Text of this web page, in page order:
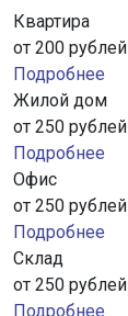
Квартира
от 200 рублей
Подробнее
Жилой дом
от 250 рублей
Подробнее
Офис
от 250 рублей
Подробнее
Склад
от 250 рублей
Подробнее